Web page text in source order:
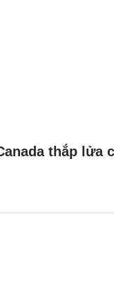
thắp lửa